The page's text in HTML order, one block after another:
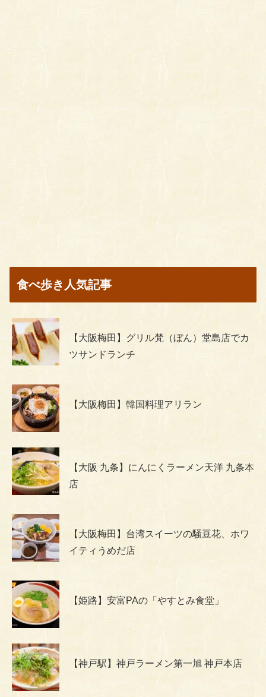
食べ歩き人気記事
【大阪梅田】グリル梵（ぼん）堂島店でカ
ツサンドランチ
【大阪梅田】韓国料理アリラン
【大阪 九条】にんにくラーメン天洋 九条本
店
【大阪梅田】台湾スイーツの騒豆花、ホワ
イティうめだ店
【姫路】安富PAの「やすとみ食堂」
【神戸駅】神戸ラーメン第一旭 神戸本店